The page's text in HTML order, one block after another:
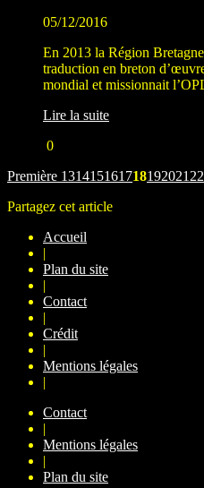
05/12/2016
En 2013 la Région
traduction en breton
mondial et missionnait
Lire la suite
0
Première 131415161718192021 22
Partagez cet article
Accueil
|
Plan du site
|
Contact
|
Crédit
|
Mentions légales
|
Contact
|
Mentions légales
|
Plan du site